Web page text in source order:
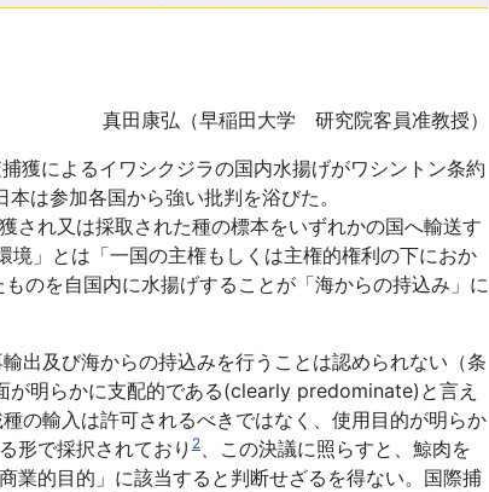
真田康弘（早稲田大学 研究院客員准教授）
獲によるイワシクジラの国内水揚げがワシントン条約
は参加各国から強い批判を浴びた。
れ又は採取された種の標本をいずれかの国へ輸送す
」とは「一国の主権もしくは主権的権利の下におか
のを自国内に水揚げすることが「海からの持込み」に
出及び海からの持込みを行うことは認められない（条
が明らかに支配的である(clearly predominate)と言え
の輸入は許可されるべきではなく、使用目的が明らか
形で採択されており2、この決議に照らすと、鯨肉を
業的目的」に該当すると判断せざるを得ない。国際捕